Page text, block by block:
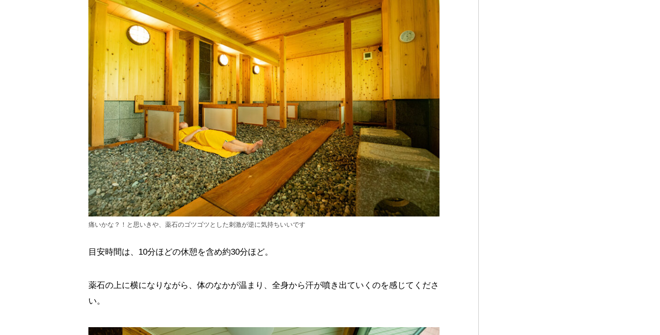
痛いかな？！と思いきや、薬石のゴツゴツとした刺激が逆に気持ちいいです
目安時間は、10分ほどの休憩を含め約30分ほど。
薬石の上に横になりながら、体のなかが温まり、全身から汗が噴き出ていくのを感じてくださ
い。